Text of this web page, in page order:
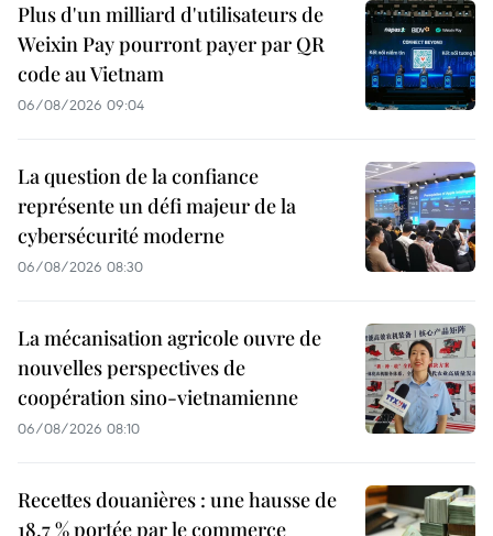
Plus d'un milliard d'utilisateurs de
Weixin Pay pourront payer par QR
code au Vietnam
06/08/2026 09:04
La question de la confiance
représente un défi majeur de la
cybersécurité moderne
06/08/2026 08:30
La mécanisation agricole ouvre de
nouvelles perspectives de
coopération sino-vietnamienne
06/08/2026 08:10
Recettes douanières : une hausse de
18,7 % portée par le commerce